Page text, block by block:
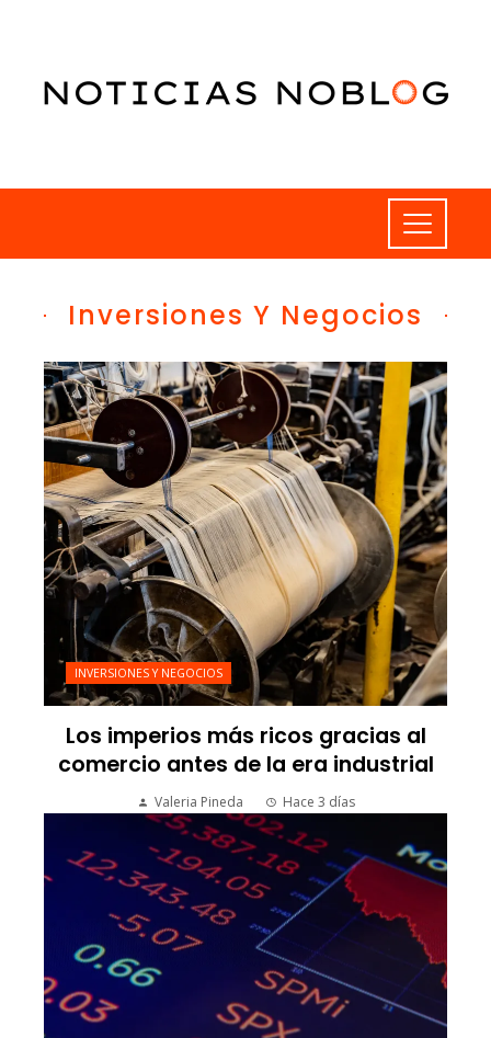
Inversiones Y Negocios
INVERSIONES Y NEGOCIOS
Los imperios más ricos gracias al
comercio antes de la era industrial
Valeria Pineda Hace 3 días